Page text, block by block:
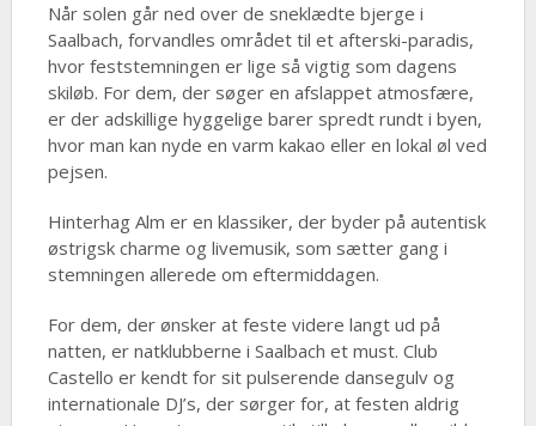
Når solen går ned over de sneklædte bjerge i
Saalbach, forvandles området til et afterski-paradis,
hvor feststemningen er lige så vigtig som dagens
skiløb. For dem, der søger en afslappet atmosfære,
er der adskillige hyggelige barer spredt rundt i byen,
hvor man kan nyde en varm kakao eller en lokal øl ved
pejsen.
Hinterhag Alm er en klassiker, der byder på autentisk
østrigsk charme og livemusik, som sætter gang i
stemningen allerede om eftermiddagen.
For dem, der ønsker at feste videre langt ud på
natten, er natklubberne i Saalbach et must. Club
Castello er kendt for sit pulserende dansegulv og
internationale DJ’s, der sørger for, at festen aldrig